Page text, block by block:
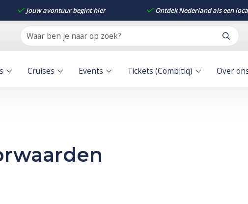
Jouw avontuur begint hier Ontdek Nederland als een
Cruises Events Tickets (Combitiq) Over